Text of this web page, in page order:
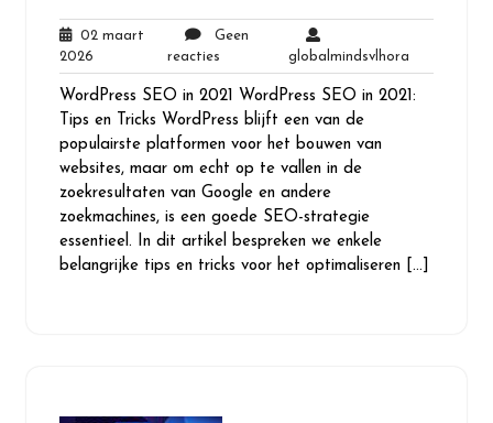
02 maart
2026
maart
2026
Geen
reactiesGeen
reacties
globalmindsvlhora
WordPress SEO in 2021 WordPress SEO in 2021:
Tips en Tricks WordPress blijft een van de
populairste platformen voor het bouwen van
websites, maar om echt op te vallen in de
zoekresultaten van Google en andere
zoekmachines, is een goede SEO-strategie
essentieel. In dit artikel bespreken we enkele
belangrijke tips en tricks voor het optimaliseren […]